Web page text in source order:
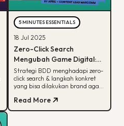
5 MINUTES ESSENTIALS
18 Jul 2025
Zero-Click Search
Mengubah Game Digital:
Begini Strategi BDD & Apa
yang Bisa Dilakukan Brand
Strategi BDD menghadapi zero-
click search & langkah konkret
yang bisa dilakukan brand agar
Google
Read More